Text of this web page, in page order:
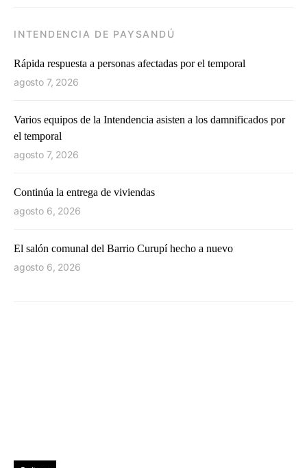
INTENDENCIA DE PAYSANDÚ
Rápida respuesta a personas afectadas por el temporal
agosto 7, 2026
Varios equipos de la Intendencia asisten a los damnificados por
el temporal
agosto 7, 2026
Continúa la entrega de viviendas
agosto 6, 2026
El salón comunal del Barrio Curupí hecho a nuevo
agosto 6, 2026